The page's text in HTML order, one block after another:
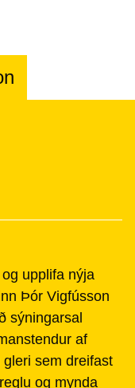
upplifa nýja
Þór Vigfússon
sýningarsal
af
sem dreifast
og mynda